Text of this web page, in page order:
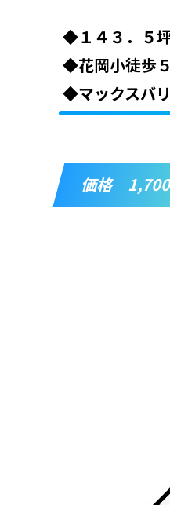
◆１４３．５
◆花岡小徒歩
◆マックスバ
価格